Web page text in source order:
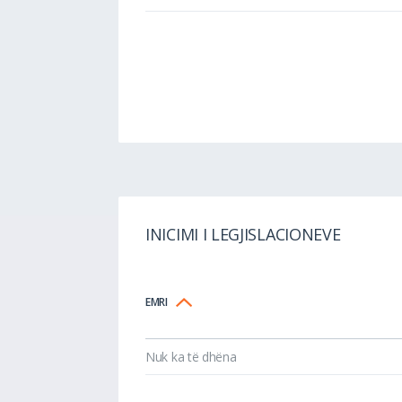
INICIMI I LEGJISLACIONEVE
EMRI
Nuk ka të dhëna